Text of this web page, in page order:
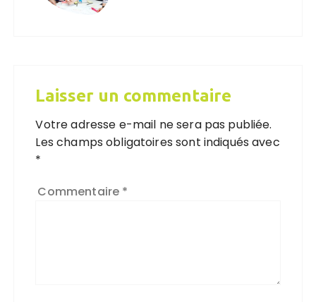
Laisser un commentaire
Votre adresse e-mail ne sera pas publiée.
Les champs obligatoires sont indiqués avec
*
Commentaire *